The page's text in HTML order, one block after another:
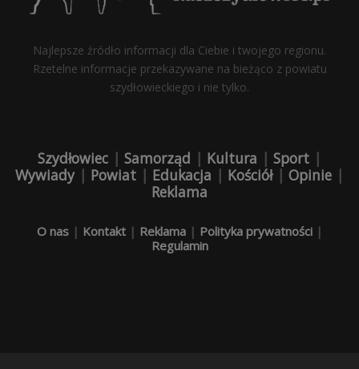
Najlepsze źródło informacji dla Ciebie i twojego regionu.
Rzetelne informacje przekazywane na bieżąco z powiatu
szydłowieckiego i nie tylko.
Szydłowiec | Samorząd | Kultura | Sport |
Wywiady| Powiat | Edukacja | Kościół| Opinie |
Reklama
O nas| Kontakt| Reklama| Polityka prywatności|
Regulamin